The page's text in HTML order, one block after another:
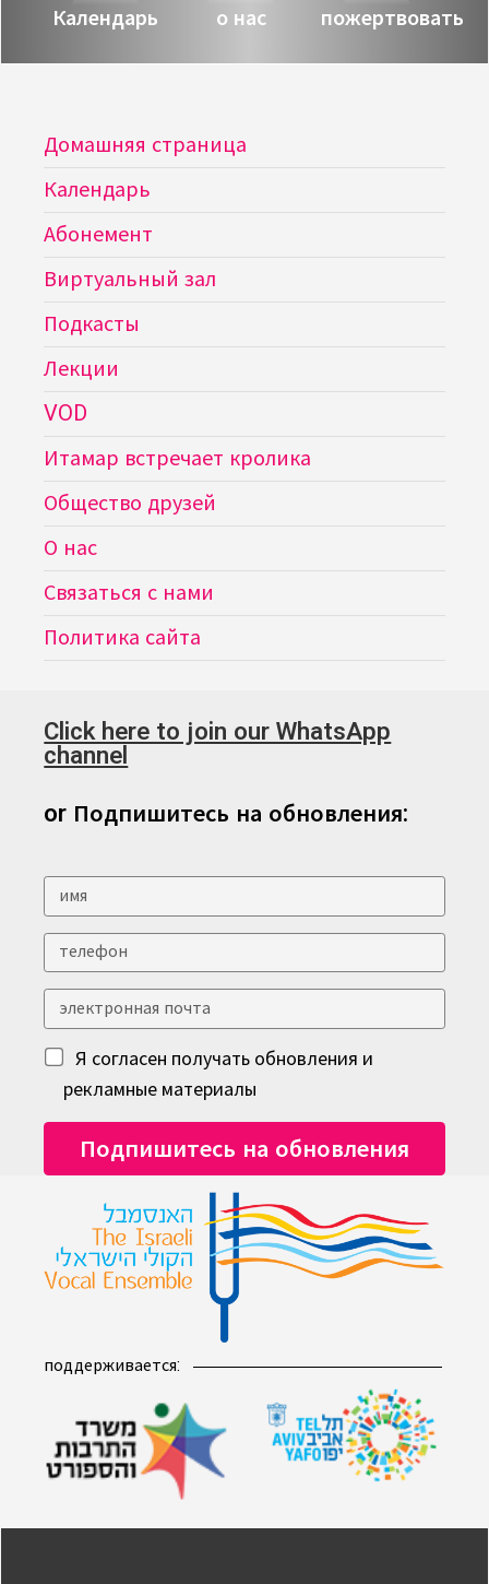
Календарь о нас пожертвовать
Домашняя страница
Календарь
Абонемент
Виртуальный зал
Подкасты
Лекции
VOD
Итамар встречает кролика
Общество друзей
О нас
Связаться с нами
Политика сайта
Click here to join our WhatsApp
channel
or Подпишитесь на обновления:
Я согласен получать обновления и
рекламные материалы
поддерживается: